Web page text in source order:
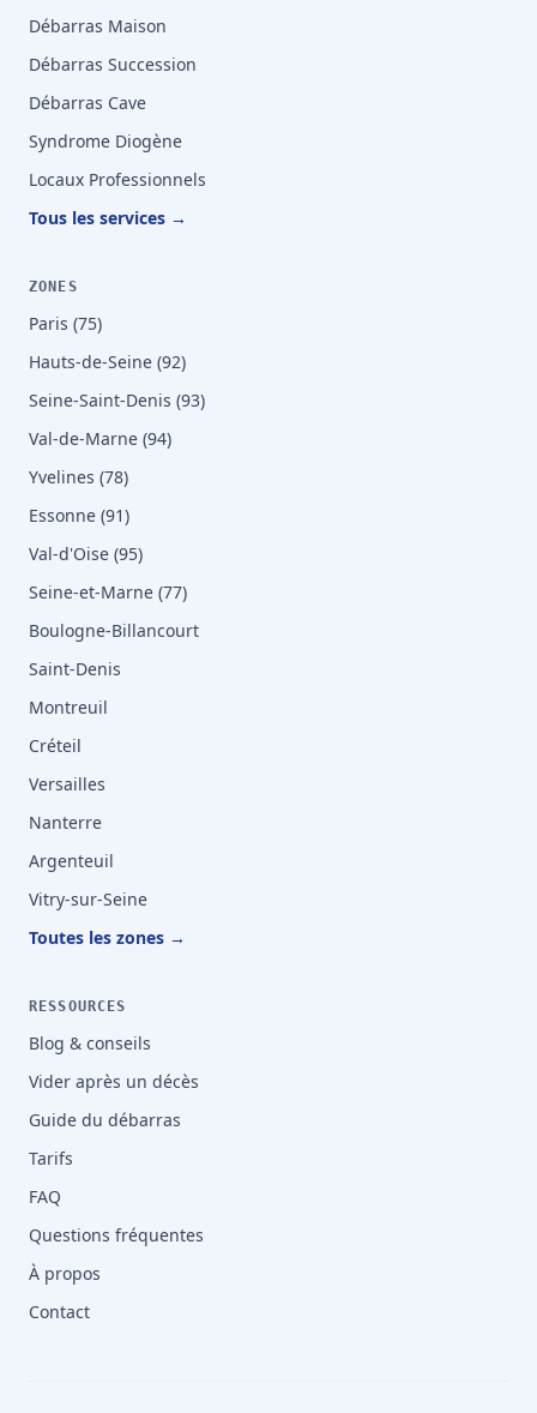
Débarras Maison
Débarras Succession
Débarras Cave
Syndrome Diogène
Locaux Professionnels
Tous les services →
ZONES
Paris (75)
Hauts-de-Seine (92)
Seine-Saint-Denis (93)
Val-de-Marne (94)
Yvelines (78)
Essonne (91)
Val-d'Oise (95)
Seine-et-Marne (77)
Boulogne-Billancourt
Saint-Denis
Montreuil
Créteil
Versailles
Nanterre
Argenteuil
Vitry-sur-Seine
Toutes les zones →
RESSOURCES
Blog & conseils
Vider après un décès
Guide du débarras
Tarifs
FAQ
Questions fréquentes
À propos
Contact